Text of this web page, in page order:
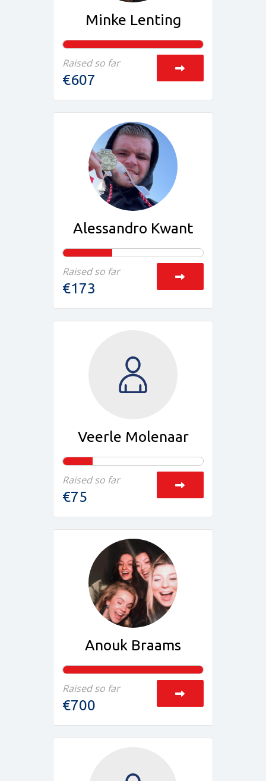
Minke Lenting
Raised so far
€607
Alessandro Kwant
Raised so far
€173
Veerle Molenaar
Raised so far
€75
Anouk Braams
Raised so far
€700